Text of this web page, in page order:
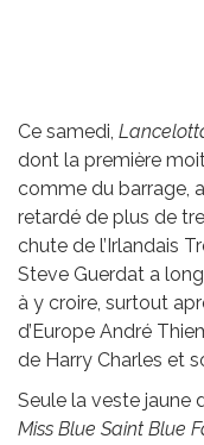
Ce samedi,
dont la première
comme du barrage,
retardé de plus de
chute de l’Irlandais
Steve Guerdat a
à y croire, surtout
d’Europe André
de Harry Charles et
Seule la veste jaune
Miss Blue Saint Blue